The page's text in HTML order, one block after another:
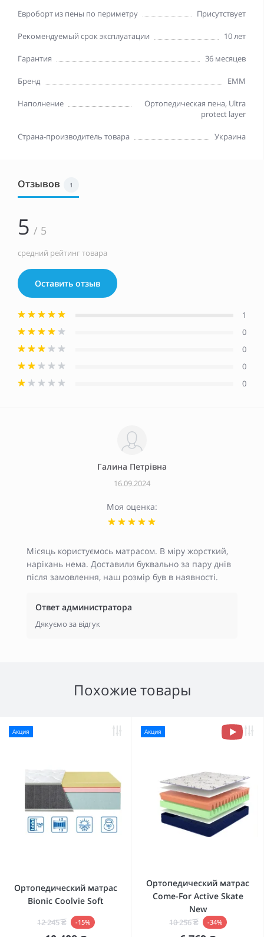
Евроборт из пены по периметру Присутствует
Рекомендуемый срок эксплуатации 10 лет
Гарантия 36 месяцев
Бренд EMM
Наполнение
Ортопедическая пена, Ultra
protect layer
Страна-производитель товара Украина
Отзывов 1
5 / 5
средний рейтинг товара
Оставить отзыв
1
0
0
0
0
Галина Петрівна
16.09.2024
Моя оценка:
Місяць користуємось матрасом. В міру жорсткий,
нарікань нема. Доставили буквально за пару днів
після замовлення, наш розмір був в наявності.
Ответ администратора
Дякуємо за відгук
Похожие товары
Акция
Ортопедический матрас
Bionic Coolvie Soft
12 245 ₴ -15%
Акция
Ортопедический матрас
Come-For Active Skate
New
10 256 ₴ -34%